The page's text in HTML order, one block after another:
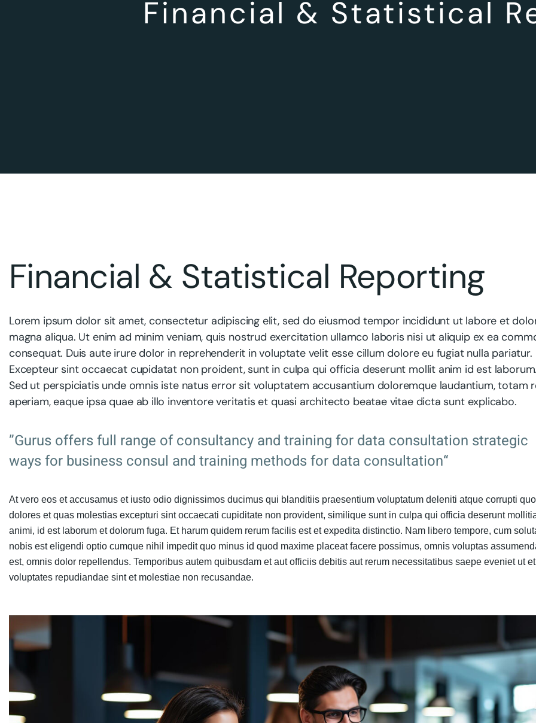
Financial & Statistical
Financial & Statistical Reporting
Lorem ipsum dolor sit amet, consectetur adipiscing elit, sed do eiusmod tempor incididunt ut labore et
magna aliqua. Ut enim ad minim veniam, quis nostrud exercitation ullamco laboris nisi ut aliquip ex ea
consequat. Duis aute irure dolor in reprehenderit in voluptate velit esse cillum dolore eu fugiat nulla pariatur.
Excepteur sint occaecat cupidatat non proident, sunt in culpa qui officia deserunt mollit anim id est
Sed ut perspiciatis unde omnis iste natus error sit voluptatem accusantium doloremque laudantium, totam
aperiam, eaque ipsa quae ab illo inventore veritatis et quasi architecto beatae vitae dicta sunt explicabo.
”Gurus offers full range of consultancy and training for data consultation strategic
ways for business consul and training methods for data consultation“
At vero eos et accusamus et iusto odio dignissimos ducimus qui blanditiis praesentium voluptatum deleniti atque corrupti
dolores et quas molestias excepturi sint occaecati cupiditate non provident, similique sunt in culpa qui officia deserunt
animi, id est laborum et dolorum fuga. Et harum quidem rerum facilis est et expedita distinctio. Nam libero tempore, cum
nobis est eligendi optio cumque nihil impedit quo minus id quod maxime placeat facere possimus, omnis voluptas
est, omnis dolor repellendus. Temporibus autem quibusdam et aut officiis debitis aut rerum necessitatibus saepe eveniet ut et
voluptates repudiandae sint et molestiae non recusandae.